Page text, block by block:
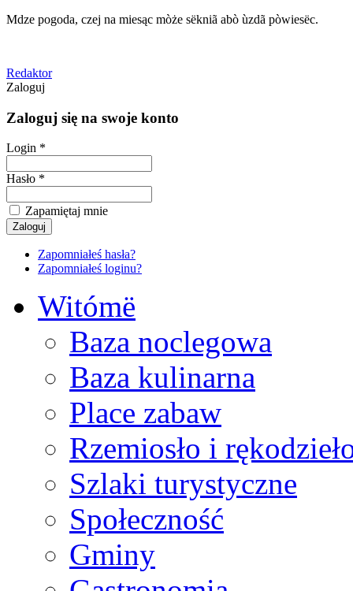
Mdze pogoda, czej na miesąc mòże sëkniã abò ùzdã pòwiesëc.
Redaktor
Zaloguj
Zaloguj się na swoje konto
Login *
Hasło *
Zapamiętaj mnie
Zapomniałeś hasła?
Zapomniałeś loginu?
Witómë
Baza noclegowa
Baza kulinarna
Place zabaw
Rzemiosło i
Szlaki turystyczne
Społeczność
Gminy